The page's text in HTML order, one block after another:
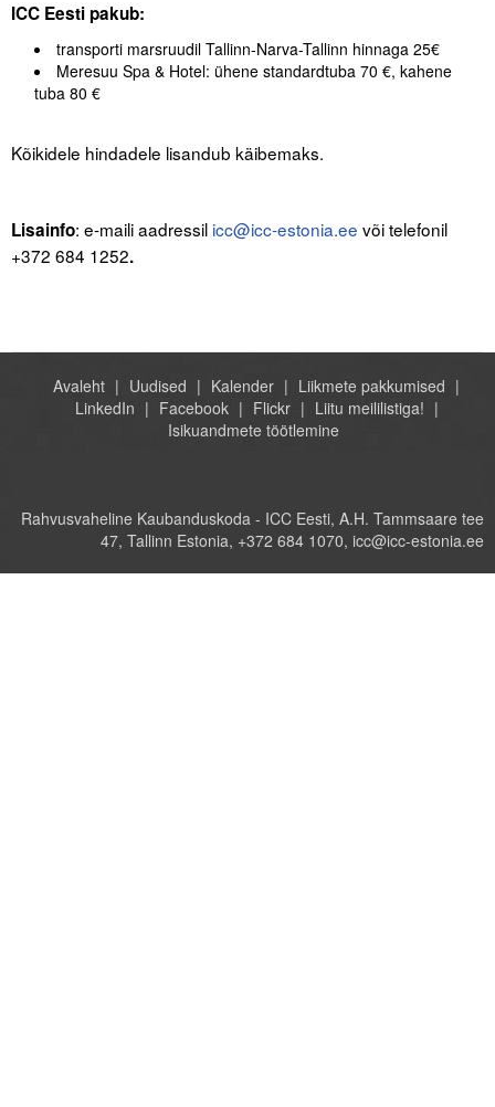
ICC Eesti pakub:
transporti marsruudil Tallinn-Narva-Tallinn hinnaga 25€
Meresuu Spa & Hotel: ühene standardtuba 70 €, kahene
tuba 80 €
Kõikidele hindadele lisandub käibemaks.
Lisainfo: e-maili aadressil icc@icc-estonia.ee või telefonil
+372 684 1252.
Avaleht Uudised Kalender
Liikmete pakkumised
LinkedIn
Facebook Flickr
Liitu meililistiga!
Isikuandmete töötlemine
Rahvusvaheline Kaubanduskoda - ICC Eesti, A.H. Tammsaare tee
47, Tallinn Estonia, +372 684 1070, icc@icc-estonia.ee